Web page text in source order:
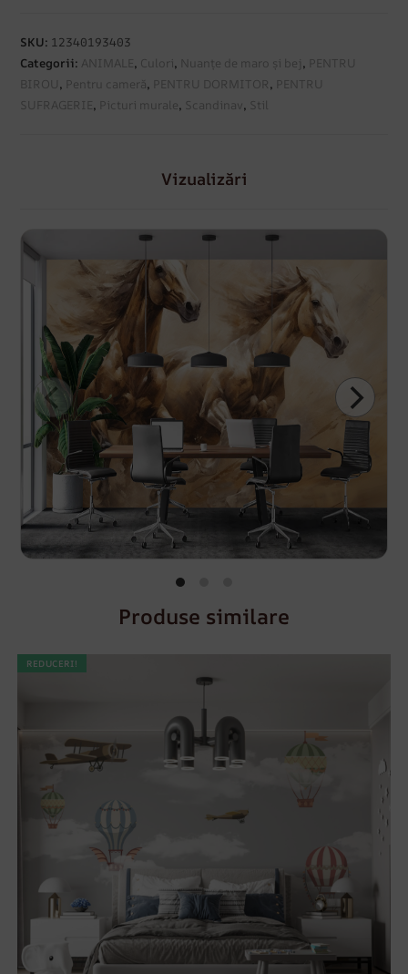
SKU: 12340193403
Categorii: ANIMALE, Culori, Nuanțe de maro și bej , PENTRU
BIROU , Pentru cameră, PENTRU DORMITOR, PENTRU
SUFRAGERIE, Picturi murale, Scandinav, Stil
Vizualizări
Produse similare
REDUCERI!